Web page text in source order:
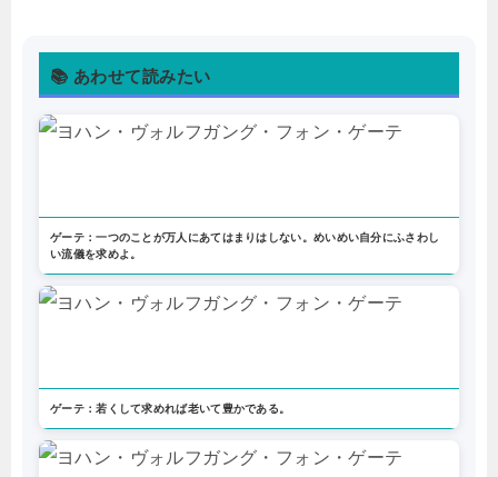
📚 あわせて読みたい
ゲーテ：一つのことが万人にあてはまりはしない。めいめい自分にふさわし
い流儀を求めよ。
ゲーテ：若くして求めれば老いて豊かである。